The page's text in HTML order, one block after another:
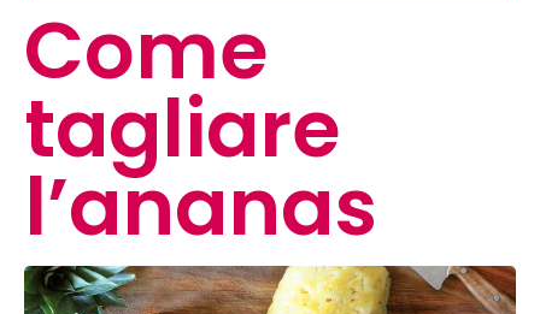
Come
tagliare
l’ananas